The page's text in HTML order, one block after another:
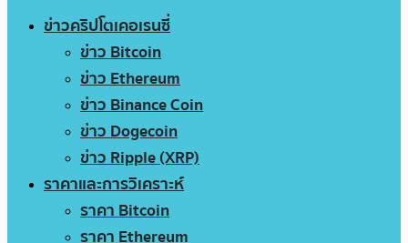
ข่าวคริปโตเคอเรนซี่
ข่าว Bitcoin
ข่าว Ethereum
ข่าว Binance Coin
ข่าว Dogecoin
ข่าว Ripple (XRP)
ราคาและการวิเคราะห์
ราคา Bitcoin
ราคา Ethereum